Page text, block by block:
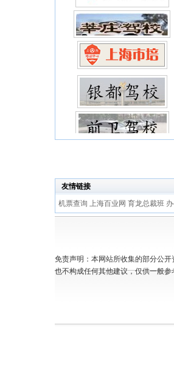
友情链接
机票查询 上海百业网 育龙总裁班
免责声明：本网站所收集的部分公
也不构成任何其他建议，仅供一般